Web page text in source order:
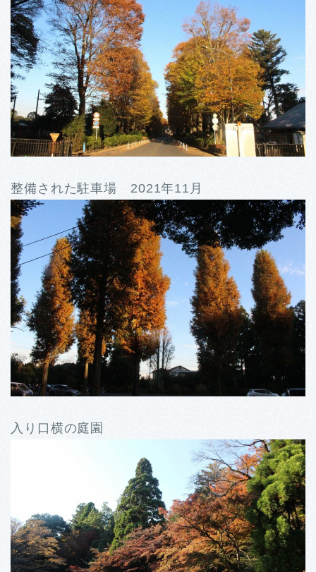
整備された駐車場 2021年11月
入り口横の庭園